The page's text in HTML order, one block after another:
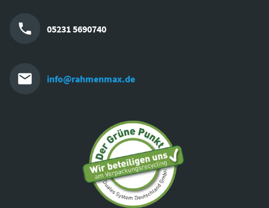
05231 5690740
info@rahmenmax.de